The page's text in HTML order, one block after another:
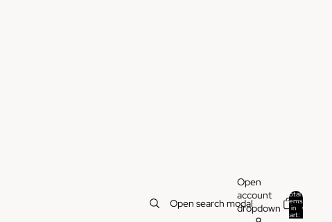
Open search modal
Open
account
dropdown
Total
items
in
cart:
0